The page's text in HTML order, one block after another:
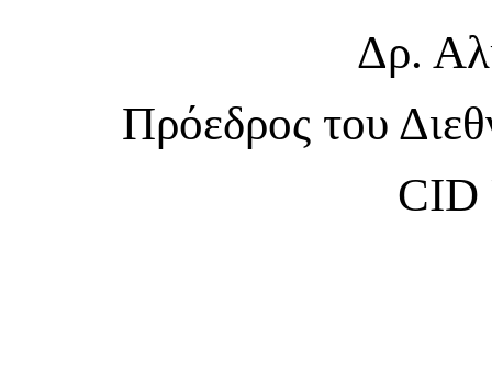
Δρ.
Πρόεδρος του
CID